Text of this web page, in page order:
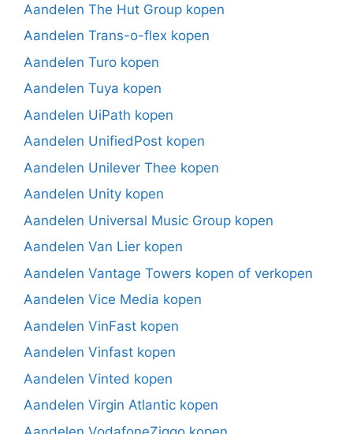
Aandelen The Hut Group kopen
Aandelen Trans-o-flex kopen
Aandelen Turo kopen
Aandelen Tuya kopen
Aandelen UiPath kopen
Aandelen UnifiedPost kopen
Aandelen Unilever Thee kopen
Aandelen Unity kopen
Aandelen Universal Music Group kopen
Aandelen Van Lier kopen
Aandelen Vantage Towers kopen of verkopen
Aandelen Vice Media kopen
Aandelen VinFast kopen
Aandelen Vinfast kopen
Aandelen Vinted kopen
Aandelen Virgin Atlantic kopen